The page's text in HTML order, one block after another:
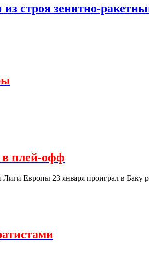
строя зенитно-
в плей-офф
Лиги Европы 23 января проиграл в